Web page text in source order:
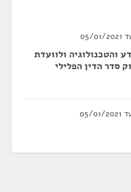
והטכנולוגיה ולוועדת
סדר הדין הפלילי